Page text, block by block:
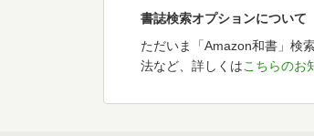
書誌検索オプションについて
ただいま「Amazon和書」検
法など、詳しくはこちらのお